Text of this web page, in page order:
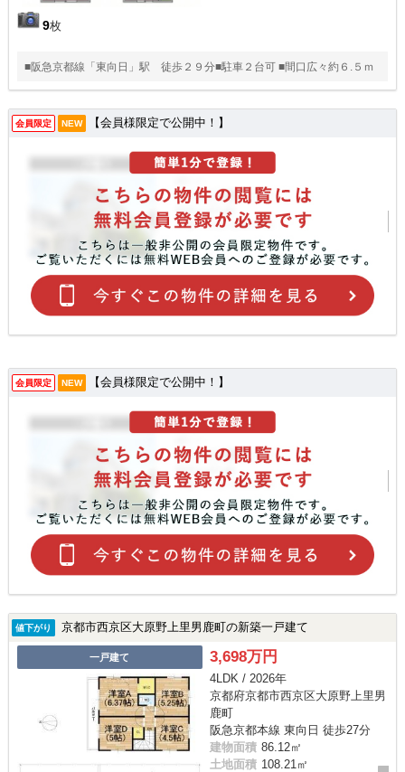
9枚
■阪急京都線「東向日」駅 徒歩２９分■駐車２台可 ■間口広々約６.５ｍ
会員限定 NEW 【会員様限定で公開中！】
会員限定 NEW 【会員様限定で公開中！】
値下がり 京都市西京区大原野上里男鹿町の新築一戸建て
一戸建て 3,698万円
4LDK / 2026年
京都府京都市西京区大原野上里男
鹿町
阪急京都本線 東向日 徒歩27分
建物面積 86.12㎡
土地面積 108.21㎡